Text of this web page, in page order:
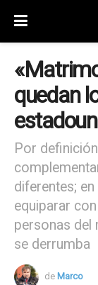
quedan
Por
diferentes;
equiparar
personas del
se derrumba
de Marco